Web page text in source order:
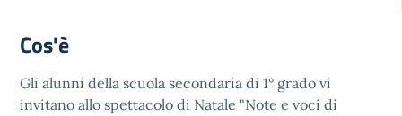
Cos'è
Gli alunni della scuola secondaria di 1° grado vi
invitano allo spettacolo di Natale "Note e voci di